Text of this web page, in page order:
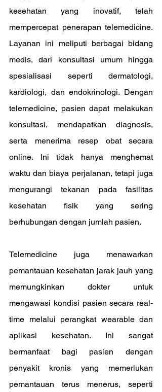
kesehatan yang inovatif, telah
mempercepat penerapan telemedicine.
Layanan ini meliputi berbagai bidang
medis, dari konsultasi umum hingga
spesialisasi seperti dermatologi,
kardiologi, dan endokrinologi. Dengan
telemedicine, pasien dapat melakukan
konsultasi, mendapatkan diagnosis,
serta menerima resep obat secara
online. Ini tidak hanya menghemat
waktu dan biaya perjalanan, tetapi juga
mengurangi tekanan pada fasilitas
kesehatan fisik yang sering
berhubungan dengan jumlah pasien.
Telemedicine juga menawarkan
pemantauan kesehatan jarak jauh yang
memungkinkan dokter untuk
mengawasi kondisi pasien secara real-
time melalui perangkat wearable dan
aplikasi kesehatan. Ini sangat
bermanfaat bagi pasien dengan
penyakit kronis yang memerlukan
pemantauan terus menerus, seperti